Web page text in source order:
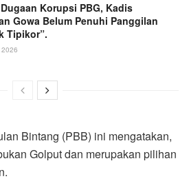
Korupsi PBG, Kadis
Gowa Belum Penuhi Panggilan
Tipikor”.
Bintang (PBB) ini mengatakan,
Golput dan merupakan pilihan